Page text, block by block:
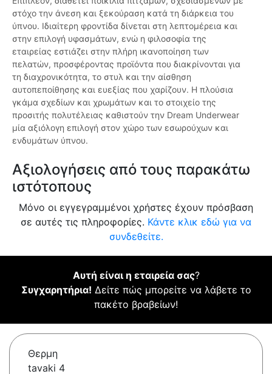
στόχο την άνεση και ξεκούραση κατά τη διάρκεια του
ύπνου. Ιδιαίτερη φροντίδα δίνεται στη λεπτομέρεια και
στην επιλογή υφασμάτων, ενώ η φιλοσοφία της
εταιρείας εστιάζει στην πλήρη ικανοποίηση των
πελατών, προσφέροντας προϊόντα που διακρίνονται για
τη διαχρονικότητα, το στυλ και την αίσθηση
αυτοπεποίθησης και ευεξίας που χαρίζουν. Η πλούσια
γκάμα σχεδίων και χρωμάτων και το στοιχείο της
προσιτής πολυτέλειας καθιστούν την Dream Underwear
μία αξιόλογη επιλογή στον χώρο των εσωρούχων και
ενδυμάτων ύπνου.
Αξιολογήσεις από τους παρακάτω
ιστότοπους
Μόνο οι εγγεγραμμένοι χρήστες έχουν πρόσβαση
σε αυτές τις πληροφορίες. Κάντε κλικ εδώ για να
συνδεθείτε.
Αυτή είναι η εταιρεία σας?
Συγχαρητήρια! Δείτε πώς μπορείτε να λάβετε το
πακέτο βραβείων!
Θερμη
tavaki 4